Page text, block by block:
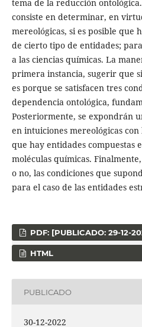
tema de la reducción
consiste en determinar, en
mereológicas, si es posible que
de cierto tipo de entidades;
a las ciencias químicas. La
primera instancia, sugerir que
es porque se satisfacen tres
dependencia ontológica,
Posteriormente, se expondrán
en intuiciones mereológicas
que hay entidades compuestas
moléculas químicas.
o no, las condiciones que
para el caso de las entidades
PDF: [PUBLICADO: 29-12-
HTML
PUBLICADO
30-12-2022